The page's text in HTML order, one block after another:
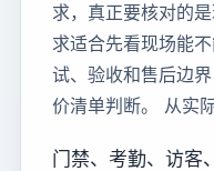
求，真正要核对的
求适合先看现场能
试、验收和售后边
价清单判断。 从实
门禁、考勤、访客